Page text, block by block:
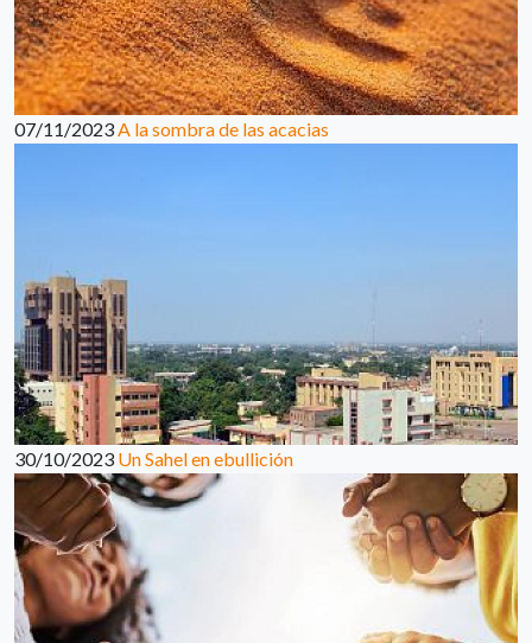
07/11/2023A la sombra de las acacias
30/10/2023 Un Sahel en ebullición